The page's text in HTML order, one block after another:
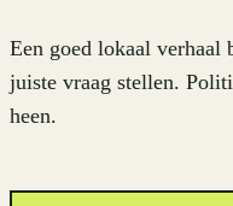
Een goed lokaal
juiste vraag stellen.
heen.